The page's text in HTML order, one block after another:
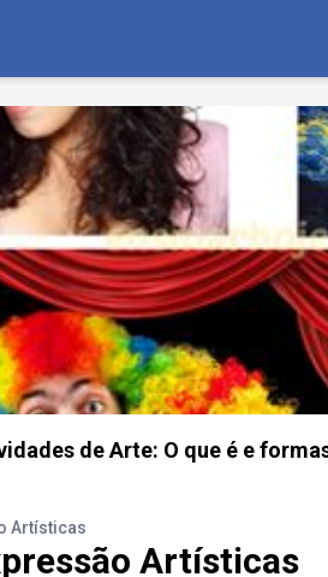
de Arte: O que é e
Artísticas
Artísticas